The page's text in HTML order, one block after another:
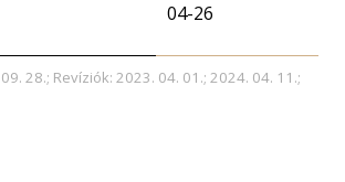
04-26
28.; Revíziók: 2023. 04. 01.; 2024. 04. 11.;